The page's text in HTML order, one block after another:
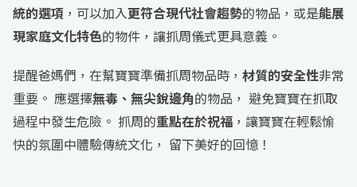
統的選項 ，可以加入更符合現代社會趨勢的物品，或是能展
現家庭文化特色的物件，讓抓周儀式更具意義。
提醒爸媽們，在幫寶寶準備抓周物品時， 材質的安全性非常
重要。 應選擇無毒、無尖銳邊角的物品， 避免寶寶在抓取
過程中發生危險。 抓周的重點在於祝福 ，讓寶寶在輕鬆愉
快的氛圍中體驗傳統文化， 留下美好的回憶！